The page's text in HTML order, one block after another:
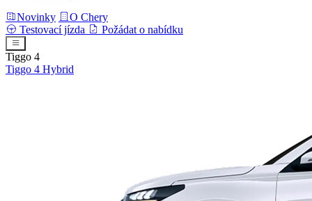
Novinky
O Chery
Testovací jízda
Požádat o nabídku
Tiggo 4
Tiggo 4 Hybrid